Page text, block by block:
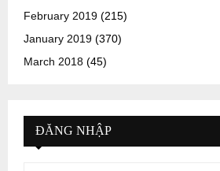
February 2019 (215)
January 2019 (370)
March 2018 (45)
ĐĂNG NHẬP